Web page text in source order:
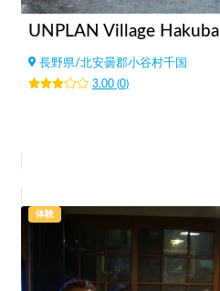
UNPLAN Village Hakuba
長野県/北安曇郡小谷村千国
3.00(0)
体験